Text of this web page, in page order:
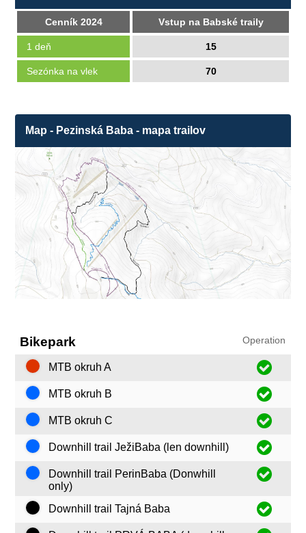
Cenník 2024 Vstup na Babské traily
1 deň 15
Sezónka na vlek 70
Map - Pezinská Baba - mapa trailov
Bikepark Operation
MTB okruh A
MTB okruh B
MTB okruh C
Downhill trail JežiBaba (len downhill)
Downhill trail PerinBaba (Donwhill
only)
Downhill trail Tajná Baba